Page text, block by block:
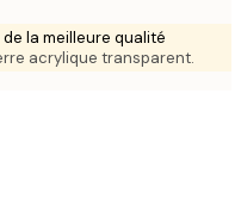
la meilleure qualité
acrylique transparent.